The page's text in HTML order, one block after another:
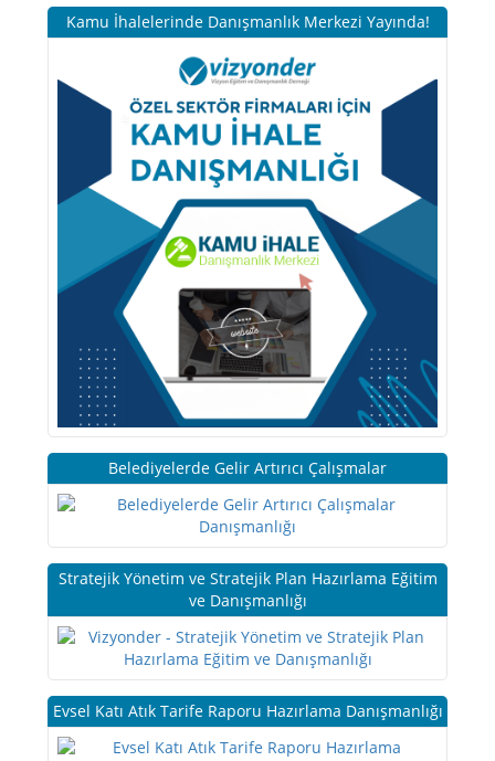
Kamu İhalelerinde Danışmanlık Merkezi Yayında!
Belediyelerde Gelir Artırıcı Çalışmalar
Stratejik Yönetim ve Stratejik Plan Hazırlama Eğitim
ve Danışmanlığı
Evsel Katı Atık Tarife Raporu Hazırlama Danışmanlığı